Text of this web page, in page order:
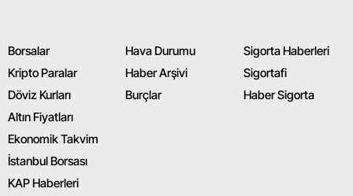
Borsalar
Kripto Paralar
Döviz Kurları
Altın Fiyatları
Ekonomik Takvim
İstanbul Borsası
KAP Haberleri
Hava Durumu
Haber Arşivi
Burçlar
Sigorta Haberleri
Sigortafi
Haber Sigorta